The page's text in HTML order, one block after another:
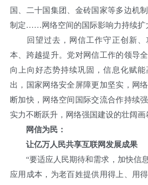
国、二十国集团、金砖国家等多边机
制定……网络空间的国际影响力持续扩
回望过去，网信工作守正创新、
本、跨越提升。党对网信工作的领导
向上向好态势持续巩固，信息化赋
出，国家网络安全屏障更加坚实，网
断加快，网络空间国际交流合作持续
实力不断跃升，网络强国建设的壮阔画
网信为民：
让亿万人民共享互联网发展成果
“要适应人民期待和需求，加快信
应用成本，为老百姓提供用得上、用